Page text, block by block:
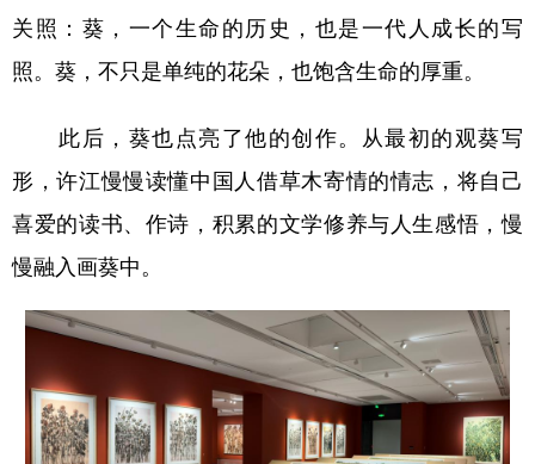
关照：葵，一个生命的历史，也是一代人成长的写
照。葵，不只是单纯的花朵，也饱含生命的厚重。
此后，葵也点亮了他的创作。从最初的观葵写
形，许江慢慢读懂中国人借草木寄情的情志，将自己
喜爱的读书、作诗，积累的文学修养与人生感悟，慢
慢融入画葵中。